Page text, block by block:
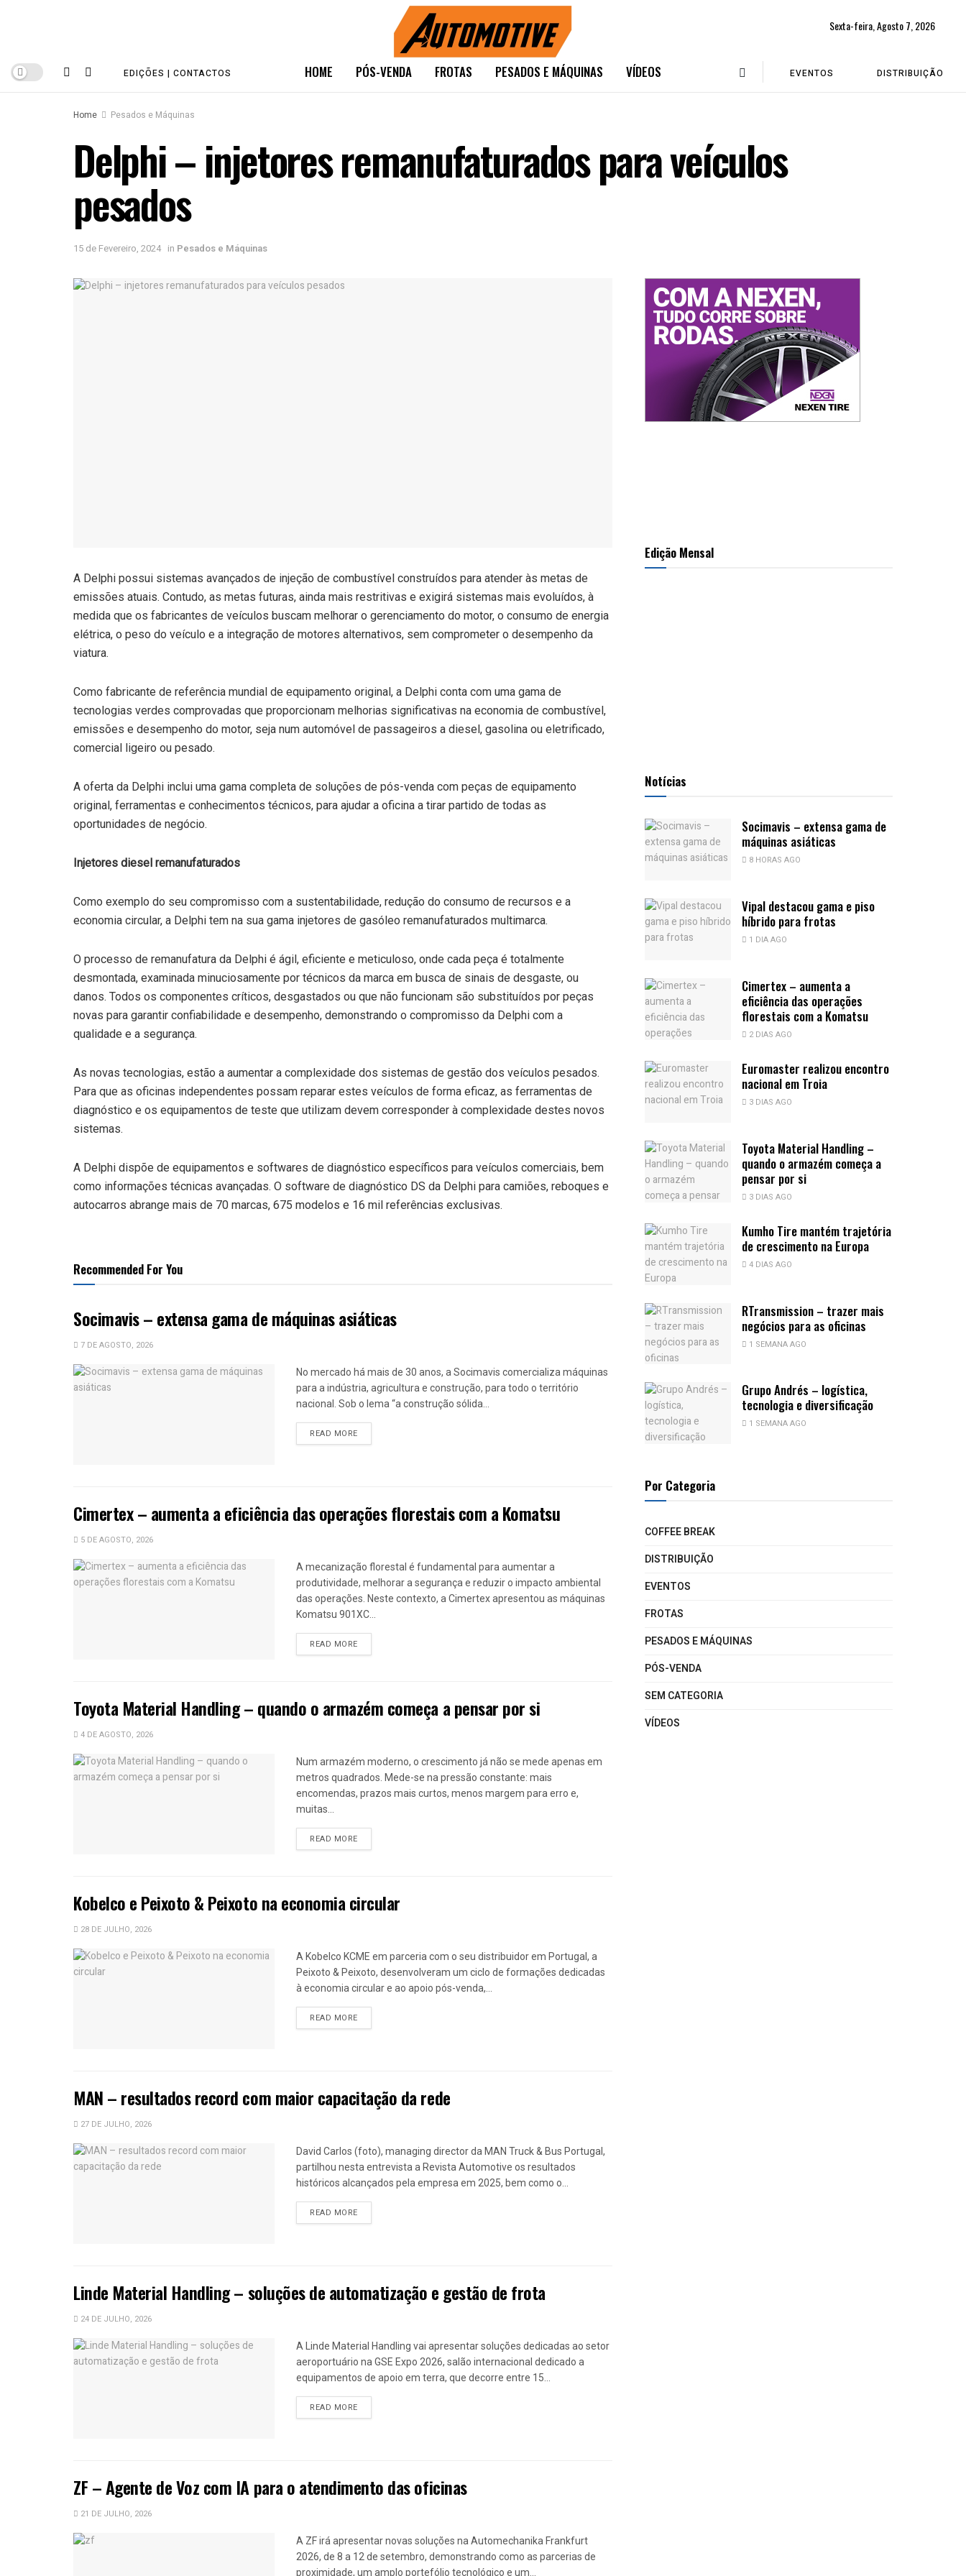
Sexta-feira, Agosto 7, 2026
EDIÇÕES | CONTACTOS HOME PÓS-VENDA FROTAS PESADOS E MÁQUINAS VÍDEOS EVENTOS DISTRIBUIÇÃO
Home Pesados e Máquinas
Delphi – injetores remanufaturados para veículos
pesados
15 de Fevereiro, 2024 in Pesados e Máquinas
A Delphi possui sistemas avançados de injeção de combustível construídos para atender às metas de
emissões atuais. Contudo, as metas futuras, ainda mais restritivas e exigirá sistemas mais evoluídos, à
medida que os fabricantes de veículos buscam melhorar o gerenciamento do motor, o consumo de energia
elétrica, o peso do veículo e a integração de motores alternativos, sem comprometer o desempenho da
viatura.
Como fabricante de referência mundial de equipamento original, a Delphi conta com uma gama de
tecnologias verdes comprovadas que proporcionam melhorias significativas na economia de combustível,
emissões e desempenho do motor, seja num automóvel de passageiros a diesel, gasolina ou eletrificado,
comercial ligeiro ou pesado.
A oferta da Delphi inclui uma gama completa de soluções de pós-venda com peças de equipamento
original, ferramentas e conhecimentos técnicos, para ajudar a oficina a tirar partido de todas as
oportunidades de negócio.
Injetores diesel remanufaturados
Como exemplo do seu compromisso com a sustentabilidade, redução do consumo de recursos e a
economia circular, a Delphi tem na sua gama injetores de gasóleo remanufaturados multimarca.
O processo de remanufatura da Delphi é ágil, eficiente e meticuloso, onde cada peça é totalmente
desmontada, examinada minuciosamente por técnicos da marca em busca de sinais de desgaste, ou
danos. Todos os componentes críticos, desgastados ou que não funcionam são substituídos por peças
novas para garantir confiabilidade e desempenho, demonstrando o compromisso da Delphi com a
qualidade e a segurança.
As novas tecnologias, estão a aumentar a complexidade dos sistemas de gestão dos veículos pesados.
Para que as oficinas independentes possam reparar estes veículos de forma eficaz, as ferramentas de
diagnóstico e os equipamentos de teste que utilizam devem corresponder à complexidade destes novos
sistemas.
A Delphi dispõe de equipamentos e softwares de diagnóstico específicos para veículos comerciais, bem
como informações técnicas avançadas. O software de diagnóstico DS da Delphi para camiões, reboques e
autocarros abrange mais de 70 marcas, 675 modelos e 16 mil referências exclusivas.
Recommended For You
Socimavis – extensa gama de máquinas asiáticas
7 DE AGOSTO, 2026
No mercado há mais de 30 anos, a Socimavis comercializa máquinas
para a indústria, agricultura e construção, para todo o território
nacional. Sob o lema “a construção sólida...
READ MOREDETAILS
Cimertex – aumenta a eficiência das operações florestais com a Komatsu
5 DE AGOSTO, 2026
A mecanização florestal é fundamental para aumentar a
produtividade, melhorar a segurança e reduzir o impacto ambiental
das operações. Neste contexto, a Cimertex apresentou as máquinas
Komatsu 901XC...
READ MOREDETAILS
Toyota Material Handling – quando o armazém começa a pensar por si
4 DE AGOSTO, 2026
Num armazém moderno, o crescimento já não se mede apenas em
metros quadrados. Mede-se na pressão constante: mais
encomendas, prazos mais curtos, menos margem para erro e,
muitas...
READ MOREDETAILS
Kobelco e Peixoto & Peixoto na economia circular
28 DE JULHO, 2026
A Kobelco KCME em parceria com o seu distribuidor em Portugal, a
Peixoto & Peixoto, desenvolveram um ciclo de formações dedicadas
à economia circular e ao apoio pós-venda,...
READ MOREDETAILS
MAN – resultados record com maior capacitação da rede
27 DE JULHO, 2026
David Carlos (foto), managing director da MAN Truck & Bus Portugal,
partilhou nesta entrevista a Revista Automotive os resultados
históricos alcançados pela empresa em 2025, bem como o...
READ MOREDETAILS
Linde Material Handling – soluções de automatização e gestão de frota
24 DE JULHO, 2026
A Linde Material Handling vai apresentar soluções dedicadas ao setor
aeroportuário na GSE Expo 2026, salão internacional dedicado a
equipamentos de apoio em terra, que decorre entre 15...
READ MOREDETAILS
ZF – Agente de Voz com IA para o atendimento das oficinas
21 DE JULHO, 2026
A ZF irá apresentar novas soluções na Automechanika Frankfurt
2026, de 8 a 12 de setembro, demonstrando como as parcerias de
proximidade, um amplo portefólio tecnológico e um...
Edição Mensal
Notícias
Socimavis – extensa gama de
máquinas asiáticas
8 HORAS AGO
Vipal destacou gama e piso
híbrido para frotas
1 DIA AGO
Cimertex – aumenta a
eficiência das operações
florestais com a Komatsu
2 DIAS AGO
Euromaster realizou encontro
nacional em Troia
3 DIAS AGO
Toyota Material Handling –
quando o armazém começa a
pensar por si
3 DIAS AGO
Kumho Tire mantém trajetória
de crescimento na Europa
4 DIAS AGO
RTransmission – trazer mais
negócios para as oficinas
1 SEMANA AGO
Grupo Andrés – logística,
tecnologia e diversificação
1 SEMANA AGO
Por Categoria
COFFEE BREAK
DISTRIBUIÇÃO
EVENTOS
FROTAS
PESADOS E MÁQUINAS
PÓS-VENDA
SEM CATEGORIA
VÍDEOS